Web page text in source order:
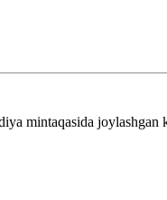
mintaqasida